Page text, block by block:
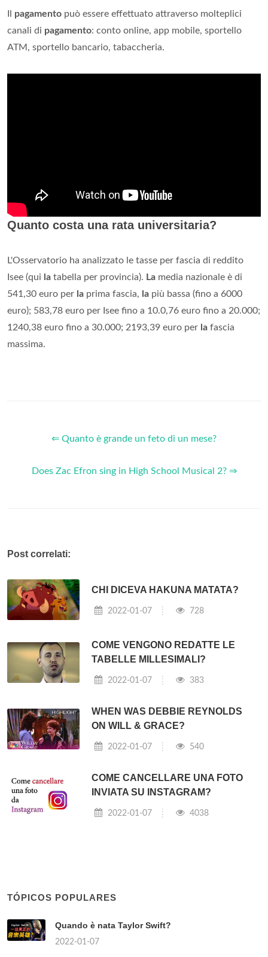
pagamento può essere effettuato attraverso molteplici
canali di pagamento: conto online, app mobile, sportello
ATM, sportello bancario, tabaccheria.
Quanto costa una rata universitaria?
L'Osservatorio ha analizzato le tasse per fascia di reddito
Isee (qui la tabella per provincia). La media nazionale è di
541,30 euro per la prima fascia, la più bassa (fino a 6000
euro); 583,78 euro per Isee fino a 10.0,76 euro fino a 20.000;
1240,38 euro fino a 30.000; 2193,39 euro per la fascia
massima.
⇐ Quanto è grande un feto di un mese?
Does Zac Efron sing in High School Musical 2? ⇒
Post correlati:
CHI DICEVA HAKUNA MATATA?
2022-01-07 728
COME VENGONO REDATTE LE
TABELLE MILLESIMALI?
2022-01-07 383
WHEN WAS DEBBIE REYNOLDS
ON WILL & GRACE?
2022-01-07 540
COME CANCELLARE UNA FOTO
INVIATA SU INSTAGRAM?
2022-01-07 4038
TÓPICOS POPULARES
Quando è nata Taylor Swift?
2022-01-07